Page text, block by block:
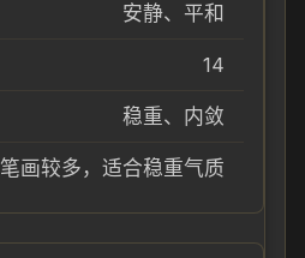
安静、平和
14
稳重、内敛
笔画较多，适合稳重气质